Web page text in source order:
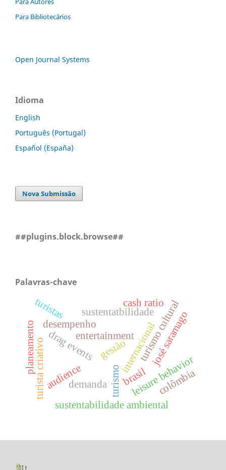
Para Bibliotecários
Open Journal Systems
Idioma
English
Português (Portugal)
Español (España)
Nova Submissão
##plugins.block.browse##
Palavras-chave
demanda turismobrasil
internacional
desempenho
audience
drag eventsentertainment
leisure behavior
turismo cultural
josé saramago
gestão
sustentatbilidade
turista criativo
sustentabilidade ambiental
colômbia
cash ratio
turistas
planeamento